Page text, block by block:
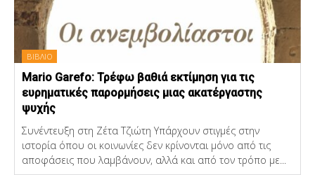
ΒΙΒΛΙΟ
Mario Garefo: Τρέφω βαθιά εκτίμηση για τις
ευρηματικές παρορμήσεις μιας ακατέργαστης
ψυχής
Συνέντευξη στη Ζέτα Τζιώτη Υπάρχουν στιγμές στην
ιστορία όπου οι κοινωνίες δεν κρίνονται μόνο από τις
αποφάσεις που λαμβάνουν, αλλά και από τον τρόπο με...